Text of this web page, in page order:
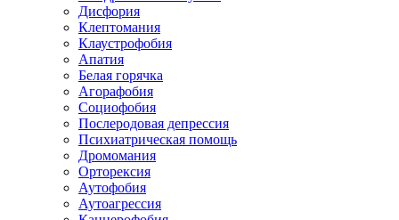
Дисфория
Клептомания
Клаустрофобия
Апатия
Белая горячка
Агорафобия
Социофобия
Послеродовая депрессия
Психиатрическая помощь
Дромомания
Орторексия
Аутофобия
Аутоагрессия